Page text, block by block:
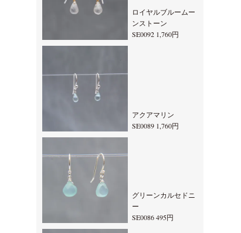
ロイヤルブルームー
ンストーン
SE0092 1,760円
アクアマリン
SE0089 1,760円
グリーンカルセドニ
ー
SE0086 495円